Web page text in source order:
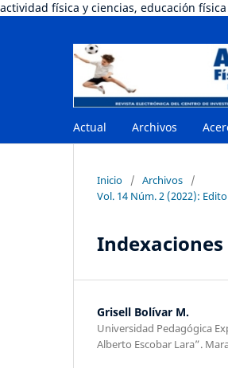
actividad física y ciencias, educación
Actual Archivos
Inicio / Archivos
/
Vol. 14 Núm. 2 (2022):
Indexaciones
Grisell Bolívar M.
Universidad Pedagógica
Alberto Escobar Lara”.